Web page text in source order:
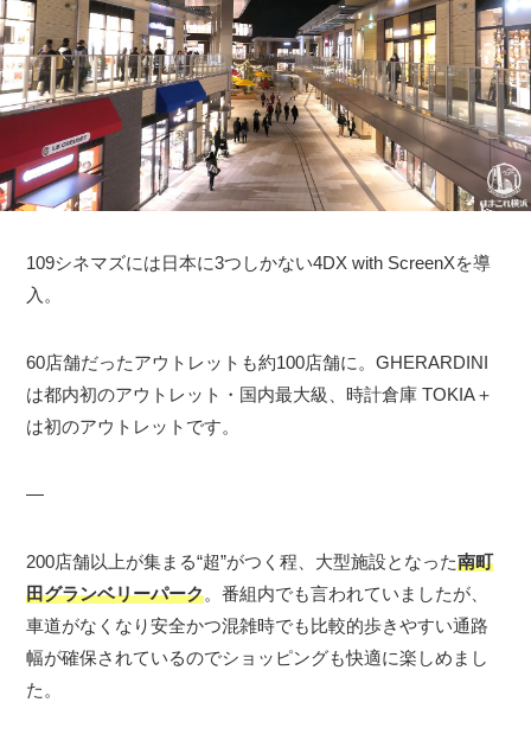
109シネマズには日本に3つしかない4DX with ScreenXを導
入。
60店舗だったアウトレットも約100店舗に。GHERARDINI
は都内初のアウトレット・国内最大級、時計倉庫 TOKIA＋
は初のアウトレットです。
―
200店舗以上が集まる“超”がつく程、大型施設となった南町
田グランベリーパーク。番組内でも言われていましたが、
車道がなくなり安全かつ混雑時でも比較的歩きやすい通路
幅が確保されているのでショッピングも快適に楽しめまし
た。